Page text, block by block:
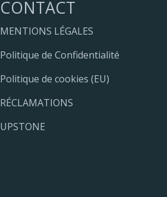
CONTACT
MENTIONS LÉGALES
Politique de Confidentialité
Politique de cookies (EU)
RÉCLAMATIONS
UPSTONE